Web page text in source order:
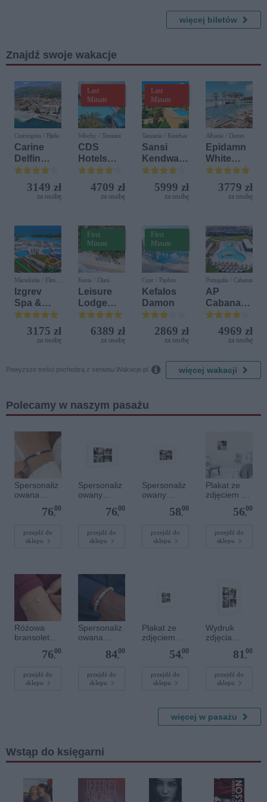
więcej biletów
Znajdź swoje wakacje
Czarnogóra / Bijela
Carine
Delfin
Bijela (ex.
Iberostar
Bijela
3149 zł
za osobę
Last
Minute
Włochy / Terrasini
CDS
Hotels
Terrasini
(ex. Citta
del Mare)
4709 zł
za osobę
Last
Minute
Tanzania / Kendwa
Sansi
Kendwa
Beach
Resort
5999 zł
za osobę
Albania / Durres
Epidamn
White
Sensation
3779 zł
za osobę
Macedonia / Elen
Kamen
Izgrev
Spa &
Aquapark
3175 zł
za osobę
First
Minute
Kenia / Diani
Leisure
Lodge
Beach &
Golf
Resort by
6389 zł
za osobę
First
Minute
Cypr / Paphos
Kefalos
Damon
2869 zł
za osobę
Portugalia / Cabanas
AP
Cabanas
Beach &
Nature
4969 zł
za osobę
Powyższe treści pochodzą z serwisu Wakacje.pl.  więcej wakacji
Polecamy w naszym pasażu
Spersonaliz
owana
bransoletka
sznurkowa -
Srebrne
serce
76,
00
przejdź do
sklepu
Spersonaliz
owany
plakat - 60 x
76,
00
przejdź do
sklepu
Spersonaliz
owany
plakat - 30 x
58,
00
przejdź do
sklepu
Plakat ze
zdjęciem 30
56,
00
przejdź do
sklepu
Różowa
bransoletka
dla dzieci -
owana -
Srebrne
76,
00
przejdź do
sklepu
Spersonaliz
owana
bransoletka
szlachetnym
i - Szary - M
84,
00
przejdź do
sklepu
Plakat ze
zdjęciem 20
54,
00
przejdź do
sklepu
Wydruk
zdjęcia
plakatu - 50
x 70 cm81 ,
00
przejdź do
sklepu
więcej w pasażu
Wstąp do księgarni